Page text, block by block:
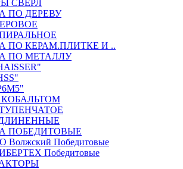
СВЕРЛ
ПО ДЕРЕВУ
ПО КЕРАМ.ПЛИТКЕ И ..
ПО МЕТАЛЛУ
КОБАЛЬТОМ
ПОБЕДИТОВЫЕ
Волжский Победитовые
Победитовые